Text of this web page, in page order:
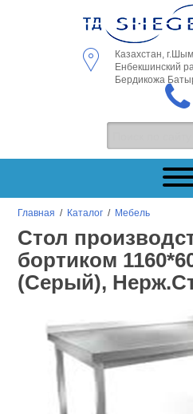
Казахстан,
Енбекшинский
Бердикожа
Главная / Каталог / Мебель
Стол
бортиком
(Серый),